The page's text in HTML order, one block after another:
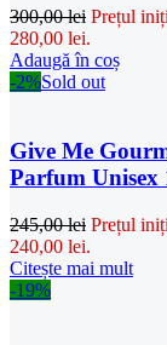
300,00lei Prețul
280,00 lei.
Adaugă în coș
-2%Sold out
Give Me
Parfum Unisex
245,00lei Prețul
240,00 lei.
Citește mai mult
-19%